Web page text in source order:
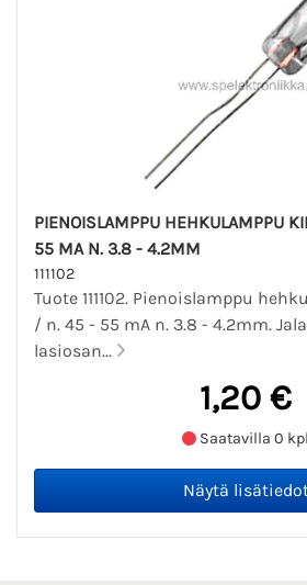
PIENOISLAMPPU HEHKULAMPPU
55 MA N. 3.8 - 4.2MM
111102
Tuote 111102. Pienoislamppu
/ n. 45 - 55 mA n. 3.8 - 4.2mm.
lasiosan...
1,20 €
Saatavilla 0 kpl